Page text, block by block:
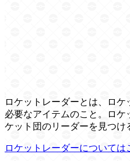
ロケットレーダーとは、ロ
必要なアイテムのこと。ロケ
ケット団のリーダーを見つけ
ロケットレーダーについては